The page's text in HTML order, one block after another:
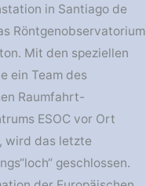
in Santiago de
Röntgenobservatorium
Mit den speziellen
ein Team des
Raumfahrt-
ESOC vor Ort
wird das letzte
geschlossen.